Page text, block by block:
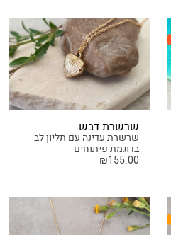
שרשרת דבש
שרשרת עדינה עם תליון לב
בדוגמת פיתוחים
₪155.00